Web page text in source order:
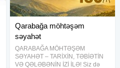
Qarabağa möhtəşəm
səyahət
QARABAĞA MÖHTƏŞƏM
SƏYAHƏT – TARİXİN, TƏBİƏTİN
VƏ QƏLƏBƏNİN İZİ İLƏ! Siz də